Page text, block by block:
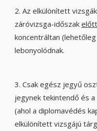
2. Az elkülönített
záróvizsga-időszak
koncentráltan
lebonyolódnak.
3. Csak egész jegyű
jegynek tekintendő és
(ahol a diplomavédés
elkülönített vizsgájú